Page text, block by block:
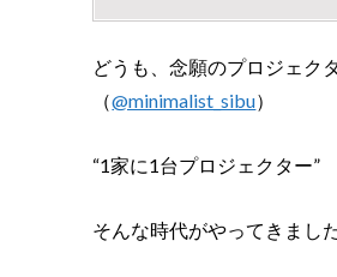
どうも、念願のプロジェク
（@minimalist_sibu）
“1家に1台プロジェクター”
そんな時代がやってきました